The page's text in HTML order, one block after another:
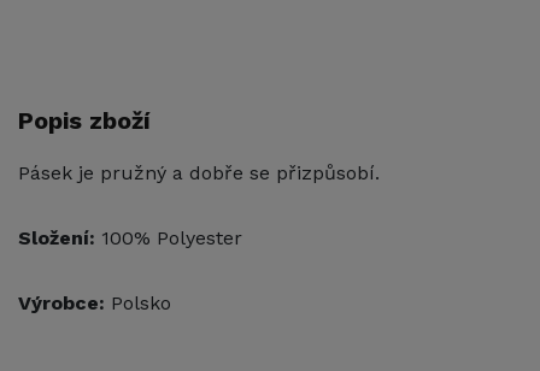
Popis zboží
Pásek je pružný a dobře se přizpůsobí.
Složení: 100% Polyester
Výrobce: Polsko